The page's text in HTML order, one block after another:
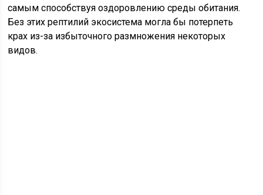
самым способствуя оздоровлению среды обитания.
Без этих рептилий экосистема могла бы потерпеть
крах из-за избыточного размножения некоторых
видов.